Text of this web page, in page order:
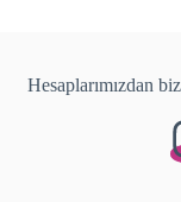
Hesaplarımızdan